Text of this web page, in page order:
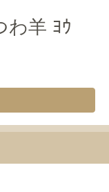
羊 ﾖｳ